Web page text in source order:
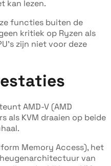
kan lezen.
functies buiten de
kritiek op Ryzen als
zijn niet voor deze
AMD-V (AMD
als KVM draaien op beide
Memory Access), het
van